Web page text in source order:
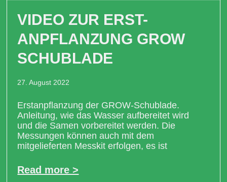
VIDEO ZUR ERST-
ANPFLANZUNG GROW
SCHUBLADE
27. August 2022
Erstanpflanzung der GROW-Schublade.
Anleitung, wie das Wasser aufbereitet wird
und die Samen vorbereitet werden. Die
Messungen können auch mit dem
mitgelieferten Messkit erfolgen, es ist
Read more >